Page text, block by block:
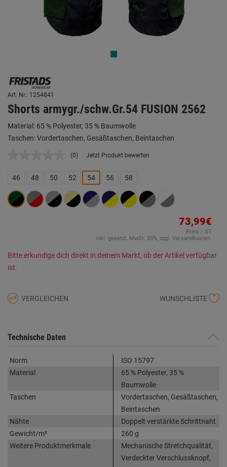
Art. Nr.: 1254841
Shorts armygr./schw.Gr.54 FUSION 2562
Material: 65 % Polyester, 35 % Baumwolle
Taschen: Vordertaschen, Gesäßtaschen, Beintaschen
Kein
Link
auf
derselben
Seite.
(0) Jetzt Produkt bewerten
46 48 50 52 54 56 58
73,99€
Preis / ST
inkl. gesetzl. MwSt. 20%, zzgl. Versandkosten.
Bitte erkundige dich direkt in deinem Markt, ob der Artikel verfügbar
ist.
VERGLEICHEN WUNSCHLISTE
Technische Daten
Norm
ISO 15797
Material
65 % Polyester, 35 %
Baumwolle
Taschen
Vordertaschen, Gesäßtaschen,
Beintaschen
Nähte
Doppelt verstärkte Schrittnaht
Gewicht/m²
260 g
Weitere Produktmerkmale
Mechanische Stretchqualität,
Verdeckter Verschlussknopf,